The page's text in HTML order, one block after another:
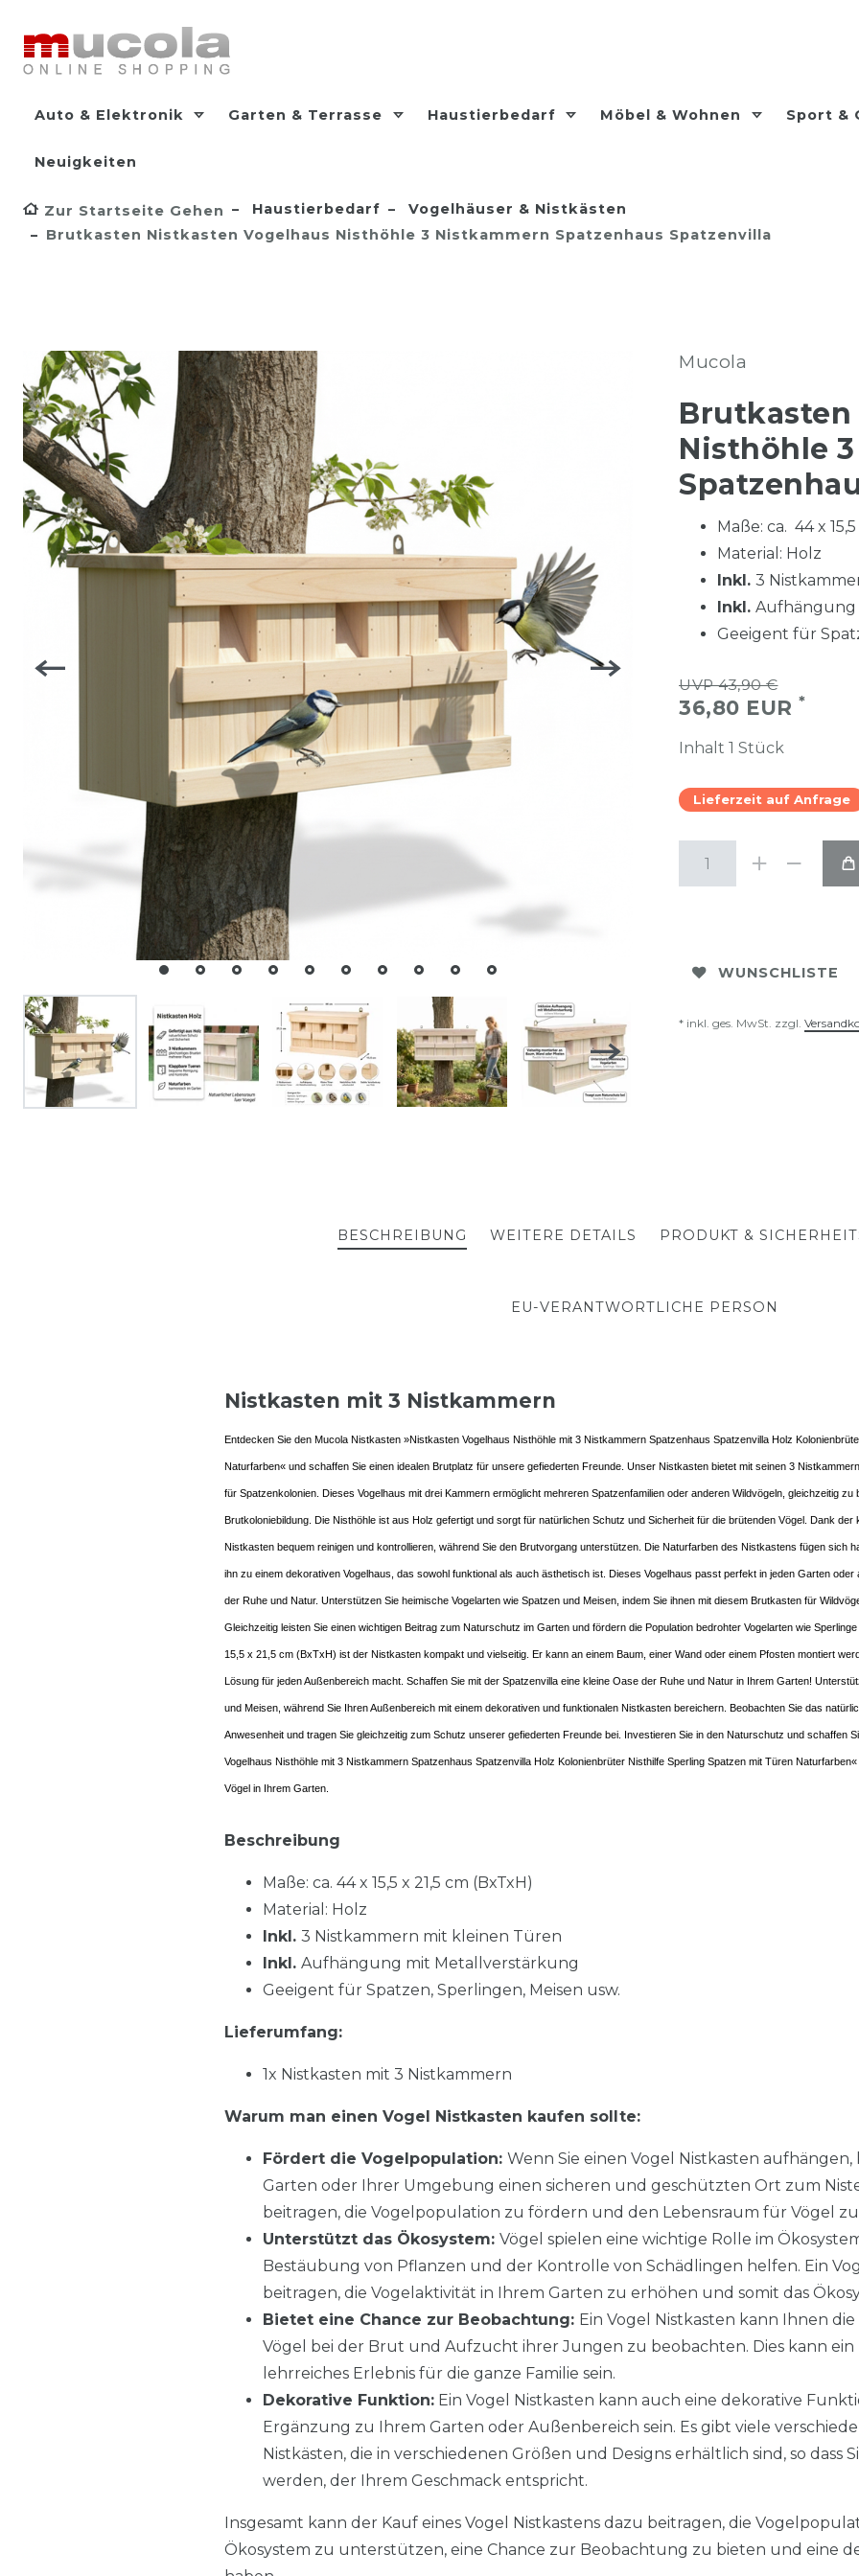
Auto & Elektronik Garten & Terrasse Haustierbedarf Möbel & Wohnen Sport &
Neuigkeiten
Zur Startseite Gehen Haustierbedarf
Vogelhäuser & Nistkästen
Brutkasten Nistkasten Vogelhaus Nisthöhle 3 Nistkammern Spatzenhaus Spatzenvilla
Mucola
Brutkasten
Nisthöhle
Maße: ca. 44 x
Material: Holz
Inkl. 3
Inkl. Aufhängung
Geeigent für
UVP 43,90 €
36,80 EUR *
Inhalt 1 Stück
Lieferzeit auf Anfrage
WUNSCHLISTE
* inkl. ges. MwSt. zzgl.
BESCHREIBUNG WEITERE DETAILS PRODUKT &
EU-VERANTWORTLICHE PERSON
Nistkasten mit 3 Nistkammern
Entdecken Sie den Mucola Nistkasten »Nistkasten Vogelhaus Nisthöhle mit 3 Nistkammern Spatzenhaus Spatzenvilla Holz
Naturfarben« und schaffen Sie einen idealen Brutplatz für unsere gefiederten Freunde. Unser Nistkasten bietet mit seinen 3
für Spatzenkolonien. Dieses Vogelhaus mit drei Kammern ermöglicht mehreren Spatzenfamilien oder anderen Wildvögeln, gleichzeitig
Brutkoloniebildung. Die Nisthöhle ist aus Holz gefertigt und sorgt für natürlichen Schutz und Sicherheit für die brütenden Vögel. Dank der
Nistkasten bequem reinigen und kontrollieren, während Sie den Brutvorgang unterstützen. Die Naturfarben des Nistkastens fügen sich
ihn zu einem dekorativen Vogelhaus, das sowohl funktional als auch ästhetisch ist. Dieses Vogelhaus passt perfekt in jeden Garten
der Ruhe und Natur. Unterstützen Sie heimische Vogelarten wie Spatzen und Meisen, indem Sie ihnen mit diesem Brutkasten für
Gleichzeitig leisten Sie einen wichtigen Beitrag zum Naturschutz im Garten und fördern die Population bedrohter Vogelarten wie
15,5 x 21,5 cm (BxTxH) ist der Nistkasten kompakt und vielseitig. Er kann an einem Baum, einer Wand oder einem Pfosten montiert
Lösung für jeden Außenbereich macht. Schaffen Sie mit der Spatzenvilla eine kleine Oase der Ruhe und Natur in Ihrem Garten!
und Meisen, während Sie Ihren Außenbereich mit einem dekorativen und funktionalen Nistkasten bereichern. Beobachten Sie das
Anwesenheit und tragen Sie gleichzeitig zum Schutz unserer gefiederten Freunde bei. Investieren Sie in den Naturschutz und schaffen
Vogelhaus Nisthöhle mit 3 Nistkammern Spatzenhaus Spatzenvilla Holz Kolonienbrüter Nisthilfe Sperling Spatzen mit Türen
Vögel in Ihrem Garten.
Beschreibung
Maße: ca. 44 x 15,5 x 21,5 cm (BxTxH)
Material: Holz
Inkl. 3 Nistkammern mit kleinen Türen
Inkl. Aufhängung mit Metallverstärkung
Geeigent für Spatzen, Sperlingen, Meisen usw.
Lieferumfang:
1x Nistkasten mit 3 Nistkammern
Warum man einen Vogel Nistkasten kaufen sollte:
Fördert die Vogelpopulation: Wenn Sie einen Vogel Nistkasten
Garten oder Ihrer Umgebung einen sicheren und geschützten Ort zum
beitragen, die Vogelpopulation zu fördern und den Lebensraum für Vögel
Unterstützt das Ökosystem: Vögel spielen eine wichtige Rolle im
Bestäubung von Pflanzen und der Kontrolle von Schädlingen helfen. Ein
beitragen, die Vogelaktivität in Ihrem Garten zu erhöhen und somit das
Bietet eine Chance zur Beobachtung: Ein Vogel Nistkasten kann Ihnen
Vögel bei der Brut und Aufzucht ihrer Jungen zu beobachten. Dies kann
lehrreiches Erlebnis für die ganze Familie sein.
Dekorative Funktion: Ein Vogel Nistkasten kann auch eine dekorative
Ergänzung zu Ihrem Garten oder Außenbereich sein. Es gibt viele
Nistkästen, die in verschiedenen Größen und Designs erhältlich sind, so dass
werden, der Ihrem Geschmack entspricht.
Insgesamt kann der Kauf eines Vogel Nistkastens dazu beitragen, die
Ökosystem zu unterstützen, eine Chance zur Beobachtung zu bieten und eine